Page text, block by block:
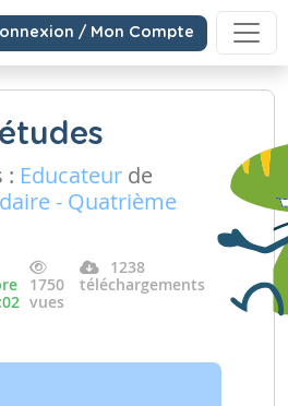
/ Mon Compte
: Educateur de
- Quatrième
1750
vues
1238
téléchargements